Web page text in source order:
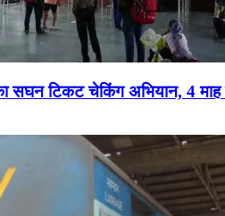
सघन टिकट चेकिंग अभियान, 4